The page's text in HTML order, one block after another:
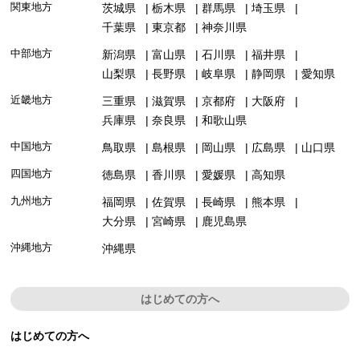
関東地方 茨城県 栃木県 群馬県
埼玉県
千葉県
東京都 神奈川県
中部地方 新潟県 富山県 石川県
福井県
山梨県
長野県 岐阜県 静岡県 愛知県
近畿地方 三重県 滋賀県 京都府
大阪府
兵庫県
奈良県 和歌山県
中国地方 鳥取県 島根県 岡山県 広島県 山口県
四国地方 徳島県 香川県 愛媛県 高知県
九州地方 福岡県 佐賀県 長崎県
熊本県
大分県
宮崎県 鹿児島県
沖縄地方 沖縄県
はじめての方へ
はじめての方へ